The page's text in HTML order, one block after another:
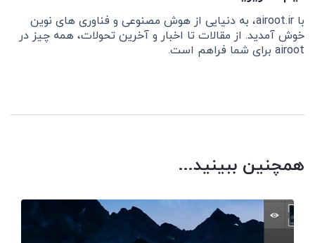
با airoot.ir، به دنیایی از هوش مصنوعی و فناوری های نوین
خوش آمدید. از مقالات تا اخبار و آخرین تحولات، همه چیز در
airoot برای شما فراهم است.
همچنین ببینید...